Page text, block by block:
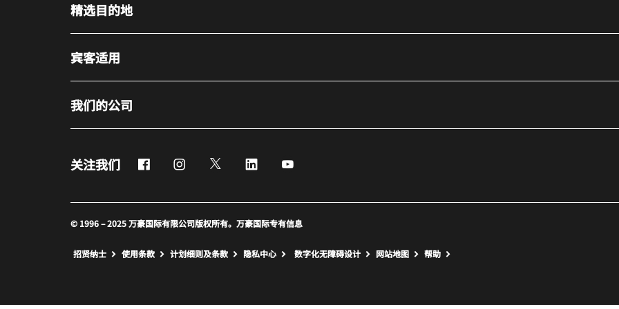
精选目的地
宾客适用
我们的公司
关注我们 FacebookInstagramTwitter LinkedIn
© 1996 – 2025 万豪国际有限公司版权所有。万豪国际专有信息
招贤纳士 使用条款 计划细则及条款 隐私中心 数字化无障碍设计 网站地图 打开新窗口
帮助